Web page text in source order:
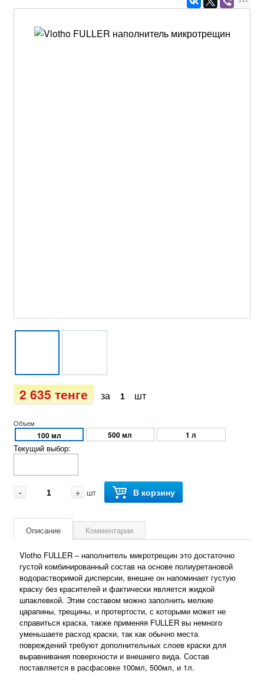
2 635 тенге за шт
Объем
100 мл 500 мл 1 л
Текущий выбор:
- + шт В корзину
Описание Комментарии
Vlotho FULLER – наполнитель микротрещин это достаточно
густой комбинированный состав на основе полиуретановой
водорастворимой дисперсии, внешне он напоминает густую
краску без красителей и фактически является жидкой
шпаклевкой. Этим составом можно заполнить мелкие
царапины, трещины, и протертости, с которыми может не
справиться краска, также применяя FULLER вы немного
уменьшаете расход краски, так как обычно места
повреждений требуют дополнительных слоев краски для
выравнивания поверхности и внешнего вида. Состав
поставляется в расфасовке 100мл, 500мл, и 1л.